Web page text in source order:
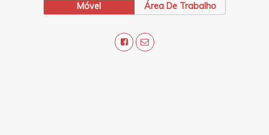
Móvel Área De Trabalho